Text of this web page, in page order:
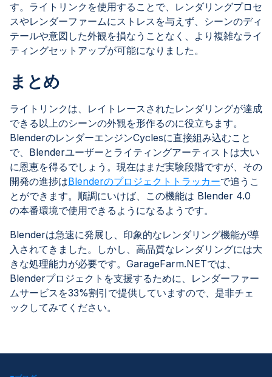
す。ライトリンクを使用することで、レンダリングプロセ
スやレンダーファームにストレスを与えず、シーンのディ
テールや意図した外観を損なうことなく、より複雑なライ
ティングセットアップが可能になりました。
まとめ
ライトリンクは、レイトレースされたレンダリングが達成
できる以上のシーンの外観を形作るのに役立ちます。
BlenderのレンダーエンジンCyclesに直接組み込むこと
で、Blenderユーザーとライティングアーティストは大い
に恩恵を得るでしょう。現在はまだ実験段階ですが、その
開発の進捗はBlenderのプロジェクトトラッカーで追うこ
とができます。順調にいけば、この機能は Blender 4.0
の本番環境で使用できるようになるようです。
Blenderは急速に発展し、印象的なレンダリング機能が導
入されてきました。しかし、高品質なレンダリングには大
きな処理能力が必要です。GarageFarm.NETでは、
Blenderプロジェクトを支援するために、レンダーファー
ムサービスを33%割引で提供していますので、是非チェ
ックしてみてください。